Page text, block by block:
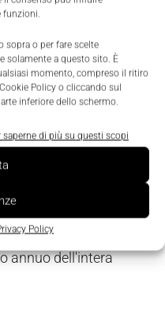
funzioni.
sopra o per fare scelte
solamente a questo sito. È
momento, compreso il ritiro
Policy o cliccando sul
inferiore dello schermo.
saperne di più su questi scopi
Policy
di efficienza
teorico, se tutti i
efficienza
moderni convertitori
ridurre del 20-30% i
a livello europeo,
attualmente
annuo dell'intera